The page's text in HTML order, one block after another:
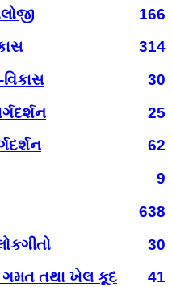
166
314
30
25
62
9
638
30
ગમત તથા ખેલ કૂદ
41